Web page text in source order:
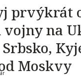
prvýkrát
vojny na
Moskvy